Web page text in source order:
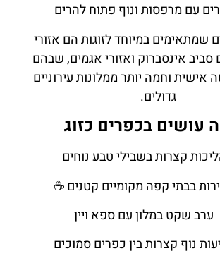
עם מרפסות ונוף פתוח להרים
שמתאימים במיוחד לזוגות הם אזורי
אינסברוק ואזורי אגמים, שבהם
אישית וחמה יותר ממלונות עירוניים
גדולים.
עושים בכפרים כזוג
קצרות בשבילי טבע נוחים
בבתי קפה מקומיים קטנים ☕
ערב שקט במלון עם ספא ויין
נוף קצרות בין כפרים סמוכים